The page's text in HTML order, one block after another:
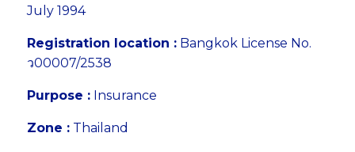
July 1994
Registration location : Bangkok License No.
ว00007/2538
Purpose : Insurance
Zone : Thailand